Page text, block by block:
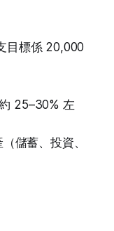
目標係 20,000
25–30% 左
儲蓄、投資、